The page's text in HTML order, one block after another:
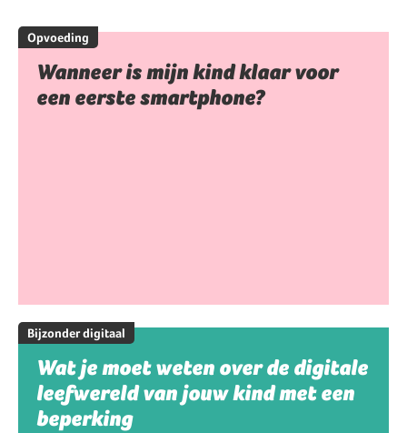
Opvoeding
Wanneer is mijn kind klaar voor
een eerste smartphone?
Bijzonder digitaal
Wat je moet weten over de digitale
leefwereld van jouw kind met een
beperking